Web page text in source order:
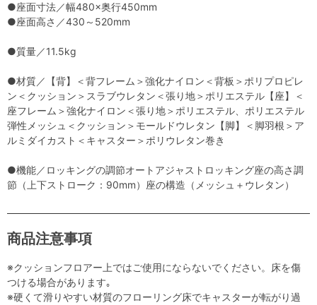
●座面寸法／幅480×奥行450mm
●座面高さ／430～520mm
●質量／11.5kg
●材質／【背】＜背フレーム＞強化ナイロン＜背板＞ポリプロピレ
ン＜クッション＞スラブウレタン＜張り地＞ポリエステル【座】＜
座フレーム＞強化ナイロン＜張り地＞ポリエステル、ポリエステル
弾性メッシュ＜クッション＞モールドウレタン【脚】＜脚羽根＞ア
ルミダイカスト＜キャスター＞ポリウレタン巻き
●機能／ロッキングの調節オートアジャストロッキング座の高さ調
節（上下ストローク：90mm）座の構造（メッシュ＋ウレタン）
商品注意事項
※クッションフロアー上ではご使用にならないでください。床を傷
つける場合があります｡
※硬くて滑りやすい材質のフローリング床でキャスターが転がり過